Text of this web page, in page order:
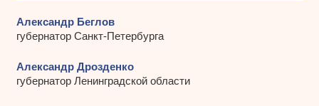
Александр Беглов
губернатор Санкт-Петербурга
Александр Дрозденко
губернатор Ленинградской области